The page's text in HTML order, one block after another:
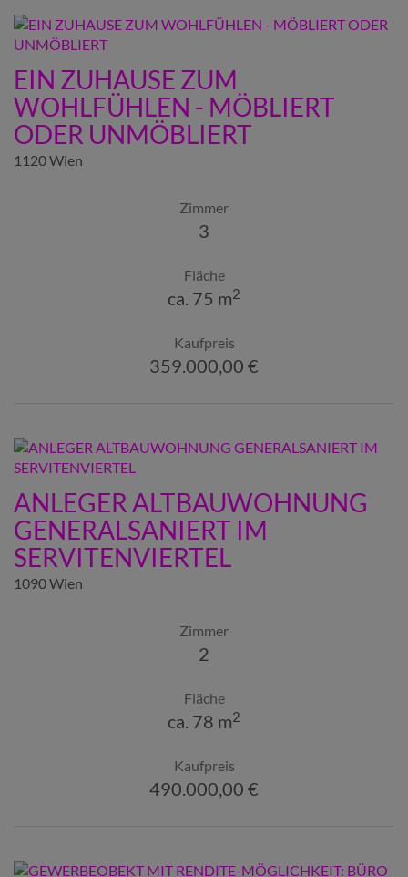
EIN ZUHAUSE ZUM
WOHLFÜHLEN - MÖBLIERT
ODER UNMÖBLIERT
1120 Wien
Zimmer
3
Fläche
ca. 75 m2
Kaufpreis
359.000,00 €
ANLEGER ALTBAUWOHNUNG
GENERALSANIERT IM
SERVITENVIERTEL
1090 Wien
Zimmer
2
Fläche
ca. 78 m2
Kaufpreis
490.000,00 €